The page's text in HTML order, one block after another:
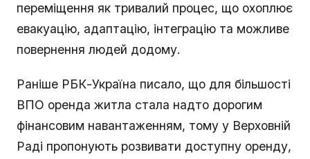
переміщення як тривалий процес, що охоплює
евакуацію, адаптацію, інтеграцію та можливе
повернення людей додому.
Раніше РБК-Україна писало, що для більшості
ВПО оренда житла стала надто дорогим
фінансовим навантаженням, тому у Верховній
Раді пропонують розвивати доступну оренду,